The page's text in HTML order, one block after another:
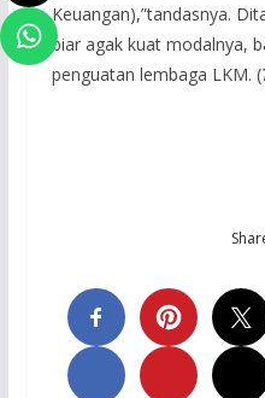
Keuangan),”tandasnya.
biar agak kuat modalnya,
penguatan lembaga LKM. (